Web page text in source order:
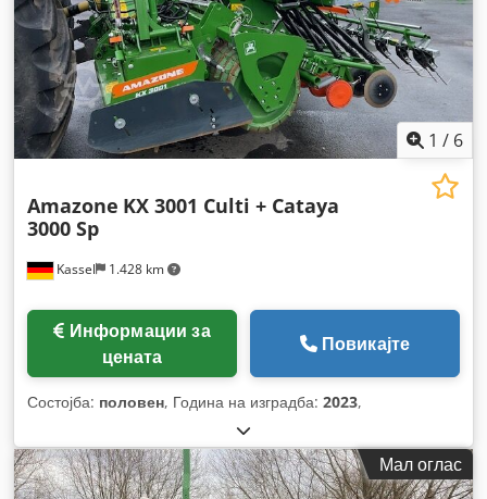
1 / 6
Kassel 1.428 km
Amazone KX 3001 Culti + Cataya
3000 Sp
цената
Повикајте
Состојба: половен, Година на изградба: 2023,
Мал оглас